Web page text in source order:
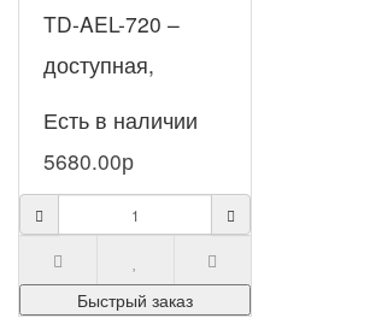
TD-AEL-720 –
доступная,
модель
настольного
кулера для воды.
Традиционный ..
Есть в наличии
5680.00р
Быстрый заказ